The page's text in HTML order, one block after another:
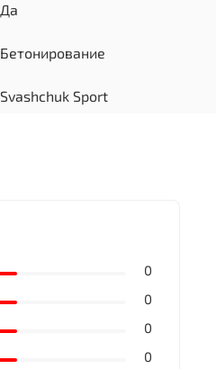
Да
Бетонирование
Svashchuk Sport
0
0
0
0